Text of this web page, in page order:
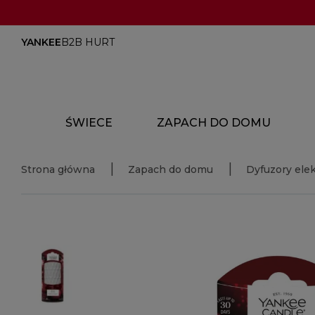
YANKEEB2B HURT
ŚWIECE ZAPACH DO DOMU
Strona główna Zapach do domu Dyfuzory